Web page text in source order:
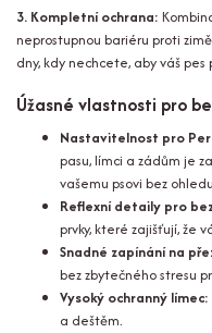
3. Kompletní ochrana:
neprostupnou bariéru proti
dny, kdy nechcete, aby váš
Úžasné vlastnosti pro
Nastavitelnost pro
pasu, límci a zádům je
vašemu psovi bez
Reflexní detaily pro
prvky, které zajišťují, že
Snadné zapínání na
bez zbytečného stresu
Vysoký ochranný límec:
a deštěm.